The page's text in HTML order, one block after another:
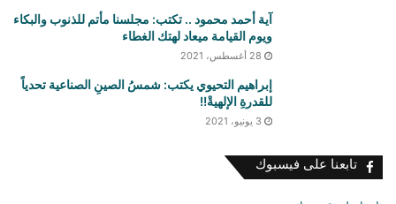
آية أحمد محمود .. تكتب: مجلسنا مأتم للذنوب والبكاء
ويوم القيامة ميعاد لهتك الغطاء
28 أغسطس، 2021
إبراهيم التحيوي يكتب: شمسُ الصينِ الصناعية تحدياً
للقدرةِ الإلهيةْ!!
3 يونيو، 2021
تابعنا على فيسبوك